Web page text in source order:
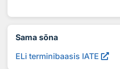
Sama sõna
ELi terminibaasis IATE